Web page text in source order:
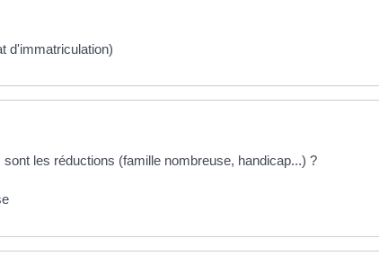
d'immatriculation)
sont les réductions (famille nombreuse, handicap...) ?